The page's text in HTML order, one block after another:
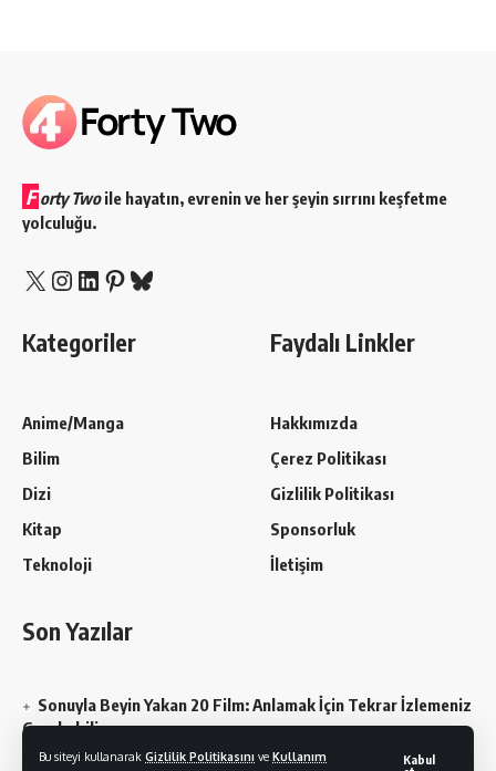
Bu siteyi kullanarak Gizlilik Politikasını ve Kullanım
Kabul
F orty Twoile hayatın, evrenin ve her şeyin sırrını keşfetme
yolculuğu.
X Instagram
LinkedIn
Pinterest
Bluesky
Kategoriler
Anime/Manga
Bilim
Dizi
Kitap
Teknoloji
Faydalı Linkler
Hakkımızda
Çerez Politikası
Gizlilik Politikası
Sponsorluk
İletişim
Son Yazılar
Sonuyla Beyin Yakan 20 Film: Anlamak İçin Tekrar İzlemeniz
Gerekebilir